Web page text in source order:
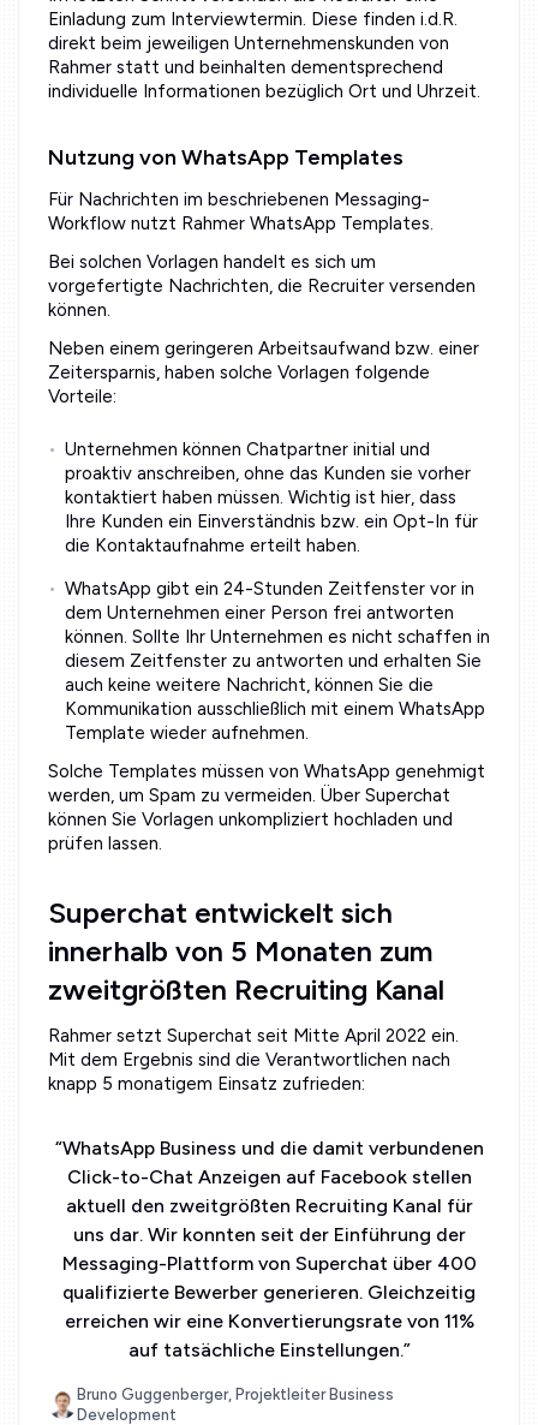
Einladung zum Interviewtermin. Diese finden i.d.R.
direkt beim jeweiligen Unternehmenskunden von
Rahmer statt und beinhalten dementsprechend
individuelle Informationen bezüglich Ort und Uhrzeit.
Nutzung von WhatsApp Templates
Für Nachrichten im beschriebenen Messaging-
Workflow nutzt Rahmer WhatsApp Templates.
Bei solchen Vorlagen handelt es sich um
vorgefertigte Nachrichten, die Recruiter versenden
können.
Neben einem geringeren Arbeitsaufwand bzw. einer
Zeitersparnis, haben solche Vorlagen folgende
Vorteile:
Unternehmen können Chatpartner initial und
proaktiv anschreiben, ohne das Kunden sie vorher
kontaktiert haben müssen. Wichtig ist hier, dass
Ihre Kunden ein Einverständnis bzw. ein Opt-In für
die Kontaktaufnahme erteilt haben.
WhatsApp gibt ein 24-Stunden Zeitfenster vor in
dem Unternehmen einer Person frei antworten
können. Sollte Ihr Unternehmen es nicht schaffen in
diesem Zeitfenster zu antworten und erhalten Sie
auch keine weitere Nachricht, können Sie die
Kommunikation ausschließlich mit einem WhatsApp
Template wieder aufnehmen.
Solche Templates müssen von WhatsApp genehmigt
werden, um Spam zu vermeiden. Über Superchat
können Sie Vorlagen unkompliziert hochladen und
prüfen lassen.
Superchat entwickelt sich
innerhalb von 5 Monaten zum
zweitgrößten Recruiting Kanal
Rahmer setzt Superchat seit Mitte April 2022 ein.
Mit dem Ergebnis sind die Verantwortlichen nach
knapp 5 monatigem Einsatz zufrieden:
“WhatsApp Business und die damit verbundenen
Click-to-Chat Anzeigen auf Facebook stellen
aktuell den zweitgrößten Recruiting Kanal für
uns dar. Wir konnten seit der Einführung der
Messaging-Plattform von Superchat über 400
qualifizierte Bewerber generieren. Gleichzeitig
erreichen wir eine Konvertierungsrate von 11%
auf tatsächliche Einstellungen.”
Bruno Guggenberger, Projektleiter Business
Development